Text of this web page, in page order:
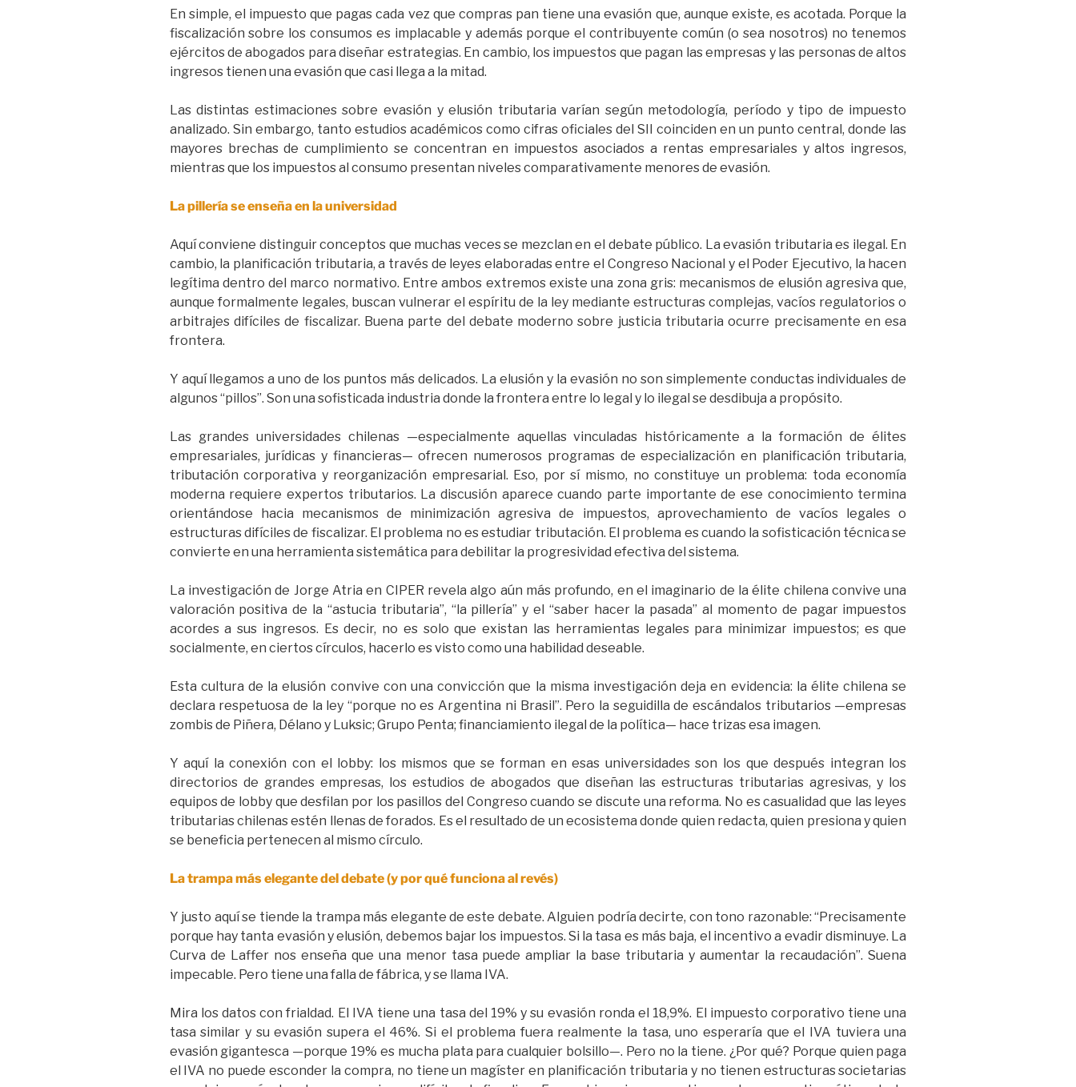
En simple, el impuesto que pagas cada vez que compras pan tiene una evasión que, aunque existe, es acotada. Porque la
fiscalización sobre los consumos es implacable y además porque el contribuyente común (o sea nosotros) no tenemos
ejércitos de abogados para diseñar estrategias. En cambio, los impuestos que pagan las empresas y las personas de altos
ingresos tienen una evasión que casi llega a la mitad.
Las distintas estimaciones sobre evasión y elusión tributaria varían según metodología, período y tipo de impuesto
analizado. Sin embargo, tanto estudios académicos como cifras oficiales del SII coinciden en un punto central, donde las
mayores brechas de cumplimiento se concentran en impuestos asociados a rentas empresariales y altos ingresos,
mientras que los impuestos al consumo presentan niveles comparativamente menores de evasión.
La pillería se enseña en la universidad
Aquí conviene distinguir conceptos que muchas veces se mezclan en el debate público. La evasión tributaria es ilegal. En
cambio, la planificación tributaria, a través de leyes elaboradas entre el Congreso Nacional y el Poder Ejecutivo, la hacen
legítima dentro del marco normativo. Entre ambos extremos existe una zona gris: mecanismos de elusión agresiva que,
aunque formalmente legales, buscan vulnerar el espíritu de la ley mediante estructuras complejas, vacíos regulatorios o
arbitrajes difíciles de fiscalizar. Buena parte del debate moderno sobre justicia tributaria ocurre precisamente en esa
frontera.
Y aquí llegamos a uno de los puntos más delicados. La elusión y la evasión no son simplemente conductas individuales de
algunos “pillos”. Son una sofisticada industria donde la frontera entre lo legal y lo ilegal se desdibuja a propósito.
Las grandes universidades chilenas —especialmente aquellas vinculadas históricamente a la formación de élites
empresariales, jurídicas y financieras— ofrecen numerosos programas de especialización en planificación tributaria,
tributación corporativa y reorganización empresarial. Eso, por sí mismo, no constituye un problema: toda economía
moderna requiere expertos tributarios. La discusión aparece cuando parte importante de ese conocimiento termina
orientándose hacia mecanismos de minimización agresiva de impuestos, aprovechamiento de vacíos legales o
estructuras difíciles de fiscalizar. El problema no es estudiar tributación. El problema es cuando la sofisticación técnica se
convierte en una herramienta sistemática para debilitar la progresividad efectiva del sistema.
La investigación de Jorge Atria en CIPER revela algo aún más profundo, en el imaginario de la élite chilena convive una
valoración positiva de la “astucia tributaria”, “la pillería” y el “saber hacer la pasada” al momento de pagar impuestos
acordes a sus ingresos. Es decir, no es solo que existan las herramientas legales para minimizar impuestos; es que
socialmente, en ciertos círculos, hacerlo es visto como una habilidad deseable.
Esta cultura de la elusión convive con una convicción que la misma investigación deja en evidencia: la élite chilena se
declara respetuosa de la ley “porque no es Argentina ni Brasil”. Pero la seguidilla de escándalos tributarios —empresas
zombis de Piñera, Délano y Luksic; Grupo Penta; financiamiento ilegal de la política— hace trizas esa imagen.
Y aquí la conexión con el lobby: los mismos que se forman en esas universidades son los que después integran los
directorios de grandes empresas, los estudios de abogados que diseñan las estructuras tributarias agresivas, y los
equipos de lobby que desfilan por los pasillos del Congreso cuando se discute una reforma. No es casualidad que las leyes
tributarias chilenas estén llenas de forados. Es el resultado de un ecosistema donde quien redacta, quien presiona y quien
se beneficia pertenecen al mismo círculo.
La trampa más elegante del debate (y por qué funciona al revés)
Y justo aquí se tiende la trampa más elegante de este debate. Alguien podría decirte, con tono razonable: “Precisamente
porque hay tanta evasión y elusión, debemos bajar los impuestos. Si la tasa es más baja, el incentivo a evadir disminuye. La
Curva de Laffer nos enseña que una menor tasa puede ampliar la base tributaria y aumentar la recaudación”. Suena
impecable. Pero tiene una falla de fábrica, y se llama IVA.
Mira los datos con frialdad. El IVA tiene una tasa del 19% y su evasión ronda el 18,9%. El impuesto corporativo tiene una
tasa similar y su evasión supera el 46%. Si el problema fuera realmente la tasa, uno esperaría que el IVA tuviera una
evasión gigantesca —porque 19% es mucha plata para cualquier bolsillo—. Pero no la tiene. ¿Por qué? Porque quien paga
el IVA no puede esconder la compra, no tiene un magíster en planificación tributaria y no tienen estructuras societarias